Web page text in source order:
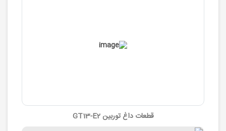
قطعات داغ توربین GT13-E2